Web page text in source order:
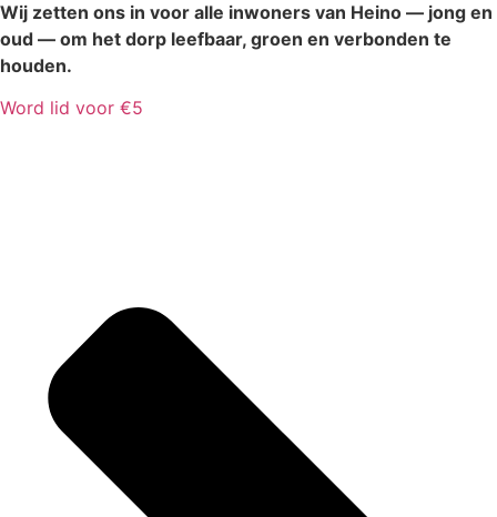
Wij zetten ons in voor alle inwoners van Heino — jong en
oud — om het dorp leefbaar, groen en verbonden te
houden.
Word lid voor €5